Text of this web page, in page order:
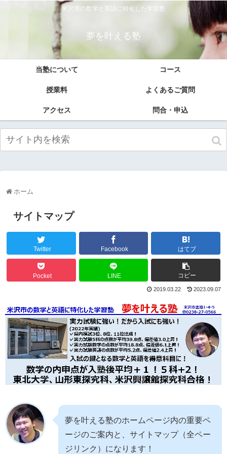
米沢市の数学と英語に特化した学習塾
夢を叶える塾
当塾について コース
授業料 よくあるご質問
アクセス 問合・申込
ホーム
サイトマップ
Twitter Facebook はてブ
Pocket LINE コピー
2019.03.22 2023.09.07
夢を叶える塾のホームページ内の重要ペ
ージのご案内と、サイトマップ（全ペー
ジリンク）になります！